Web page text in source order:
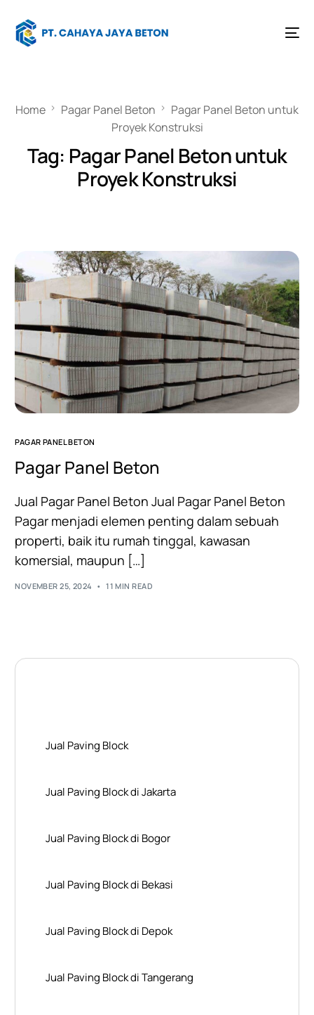
Home Pagar Panel Beton
Pagar Panel Beton untuk
Proyek Konstruksi
Tag: Pagar Panel Beton untuk
Proyek Konstruksi
PAGAR PANEL BETON
Pagar Panel Beton
Jual Pagar Panel Beton Jual Pagar Panel Beton
Pagar menjadi elemen penting dalam sebuah
properti, baik itu rumah tinggal, kawasan
komersial, maupun […]
NOVEMBER 25, 2024 11 MIN READ
Jual Paving Block
Jual Paving Block di Jakarta
Jual Paving Block di Bogor
Jual Paving Block di Bekasi
Jual Paving Block di Depok
Jual Paving Block di Tangerang